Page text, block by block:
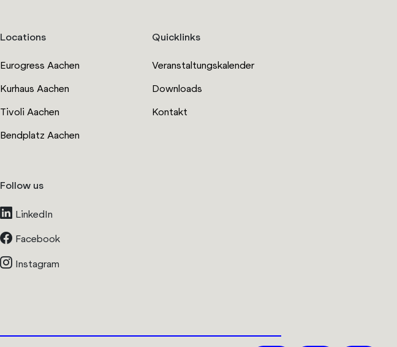
Locations
Eurogress Aachen
Kurhaus Aachen
Tivoli Aachen
Bendplatz Aachen
Quicklinks
Veranstaltungskalender
Downloads
Kontakt
Follow us
LinkedIn
Facebook
Instagram